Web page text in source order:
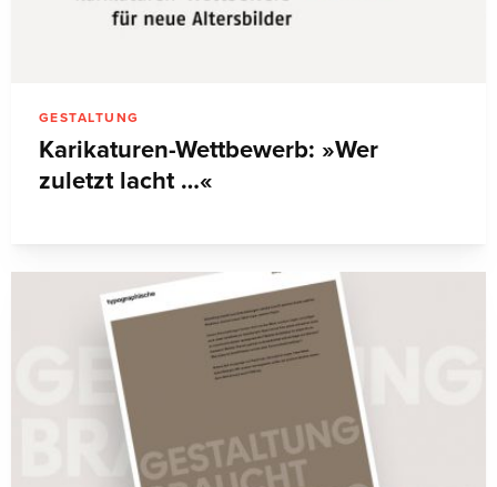
GESTALTUNG
Karikaturen-Wettbewerb: »Wer
zuletzt lacht …«